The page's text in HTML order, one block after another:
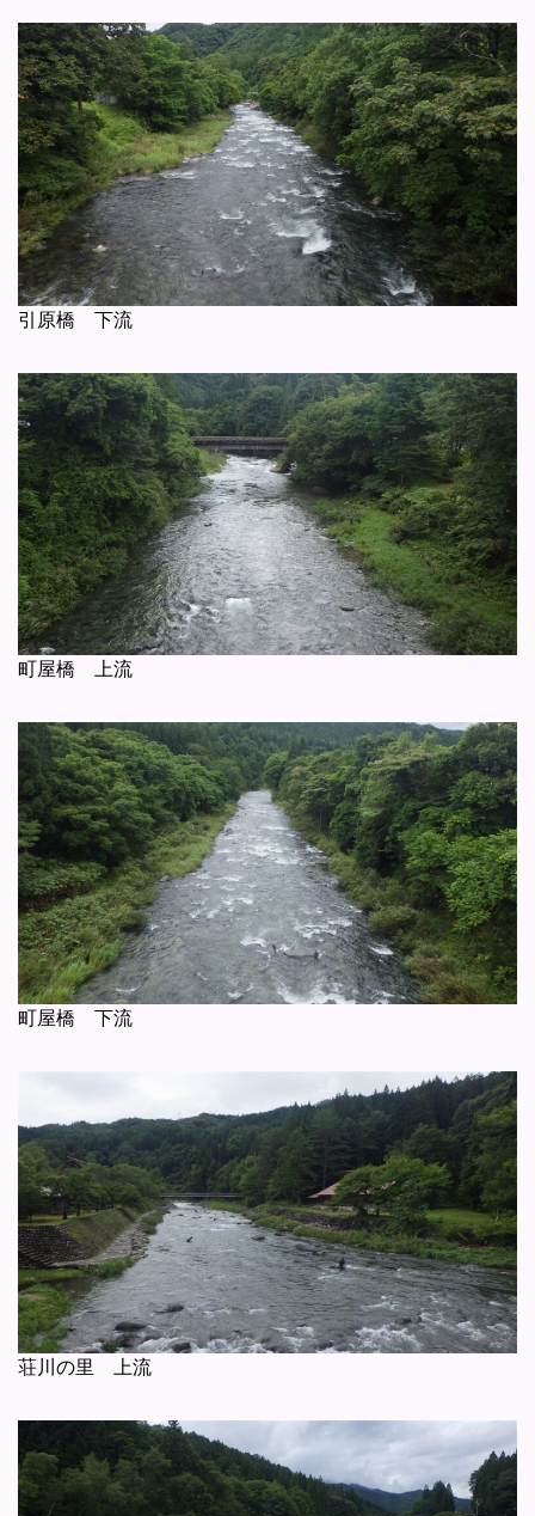
引原橋 下流
町屋橋 上流
町屋橋 下流
荘川の里 上流